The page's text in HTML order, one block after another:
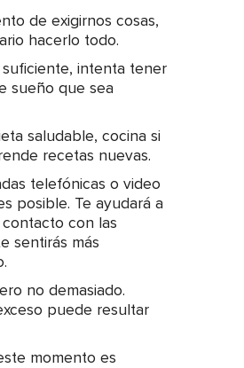
de exigirnos cosas,
hacerlo todo.
suficiente, intenta tener
sueño que sea
saludable, cocina si
recetas nuevas.
telefónicas o video
posible. Te ayudará a
con las
sentirás más
no demasiado.
puede resultar
momento es